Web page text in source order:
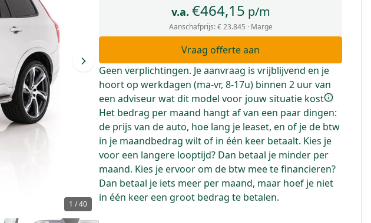
1 /40
v.a. €464,15 p/m
Aanschafprijs:€ 23.845 · Marge
Vraag offerte aan
Geen verplichtingen. Je aanvraag is vrijblijvend en je
hoort op werkdagen (ma-vr, 8-17u) binnen 2 uur van
een adviseur wat dit model voor jouw situatie kost
Het bedrag per maand hangt af van een paar dingen:
de prijs van de auto, hoe lang je leaset, en of je de btw
in je maandbedrag wilt of in één keer betaalt. Kies je
voor een langere looptijd? Dan betaal je minder per
maand. Kies je ervoor om de btw mee te financieren?
Dan betaal je iets meer per maand, maar hoef je niet
in één keer een groot bedrag te betalen.